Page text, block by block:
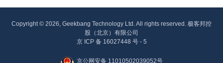
Copyright © 2026, Geekbang Technology Ltd. All rights reserved. 极客邦控
股（北京）有限公司
京 ICP 备 16027448 号 - 5
京公网安备 11010502039052号